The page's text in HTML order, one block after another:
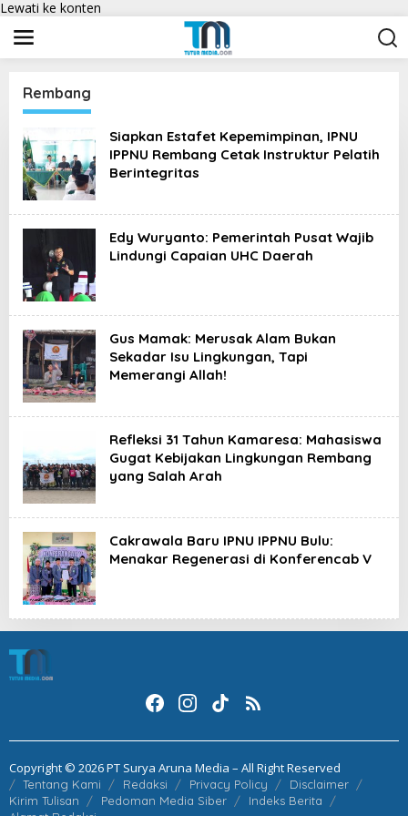
Lewati ke konten
Rembang
Siapkan Estafet Kepemimpinan, IPNU
IPPNU Rembang Cetak Instruktur Pelatih
Berintegritas
Edy Wuryanto: Pemerintah Pusat Wajib
Lindungi Capaian UHC Daerah
Gus Mamak: Merusak Alam Bukan
Sekadar Isu Lingkungan, Tapi
Memerangi Allah!
Refleksi 31 Tahun Kamaresa: Mahasiswa
Gugat Kebijakan Lingkungan Rembang
yang Salah Arah
Cakrawala Baru IPNU IPPNU Bulu:
Menakar Regenerasi di Konferencab V
Copyright © 2026 PT Surya Aruna Media – All Right Reserved
Tentang Kami Redaksi Privacy Policy
Disclaimer
Kirim Tulisan
Pedoman Media Siber
Indeks Berita